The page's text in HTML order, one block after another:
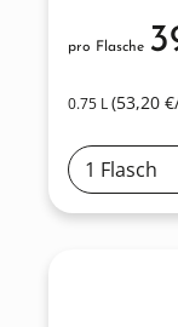
0.75 L(53,20
pro Flasche